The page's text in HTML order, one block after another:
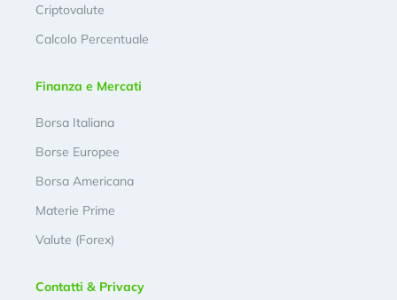
Criptovalute
Calcolo Percentuale
Finanza e Mercati
Borsa Italiana
Borse Europee
Borsa Americana
Materie Prime
Valute (Forex)
Contatti & Privacy